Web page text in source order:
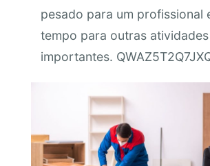
pesado para um profissional
tempo para outras atividades
importantes.